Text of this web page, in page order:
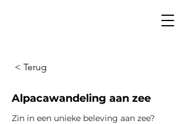
< Terug
Alpacawandeling aan zee
Zin in een unieke beleving aan zee?